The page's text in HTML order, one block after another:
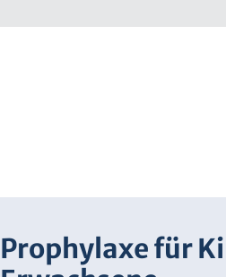
Prophylaxe für